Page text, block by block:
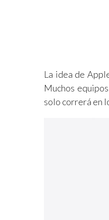
La idea de
Muchos
solo correrá en